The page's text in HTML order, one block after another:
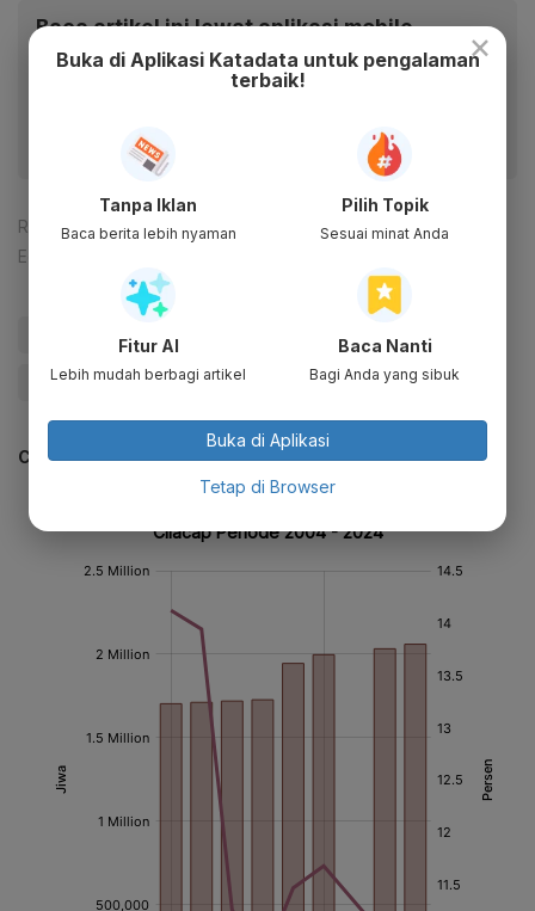
Baca artikel ini lewat aplikasi mobile.
Dapatkan pengalaman membaca lebih nyaman dan nikmati
fitur menarik lainnya lewat aplikasi mobile Katadata.
Reporter: Verda Nano Setiawan
Editor:
#Kilang Cilacap #Kementerian BUMN
#BUMN #kebakaran tangki minyak cilacap
CEK JUGA DATA INI
×
Buka di Aplikasi Katadata untuk pengalaman
terbaik!
Tanpa Iklan
Baca berita lebih nyaman
Pilih Topik
Sesuai minat Anda
Fitur AI
Lebih mudah berbagi artikel
Baca Nanti
Bagi Anda yang sibuk
Buka di Aplikasi
Tetap di Browser